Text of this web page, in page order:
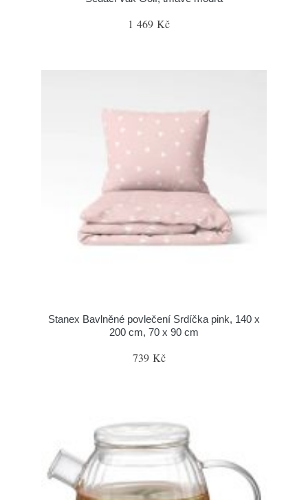
1 469 Kč
Stanex Bavlněné povlečení Srdíčka pink, 140 x
200 cm, 70 x 90 cm
739 Kč